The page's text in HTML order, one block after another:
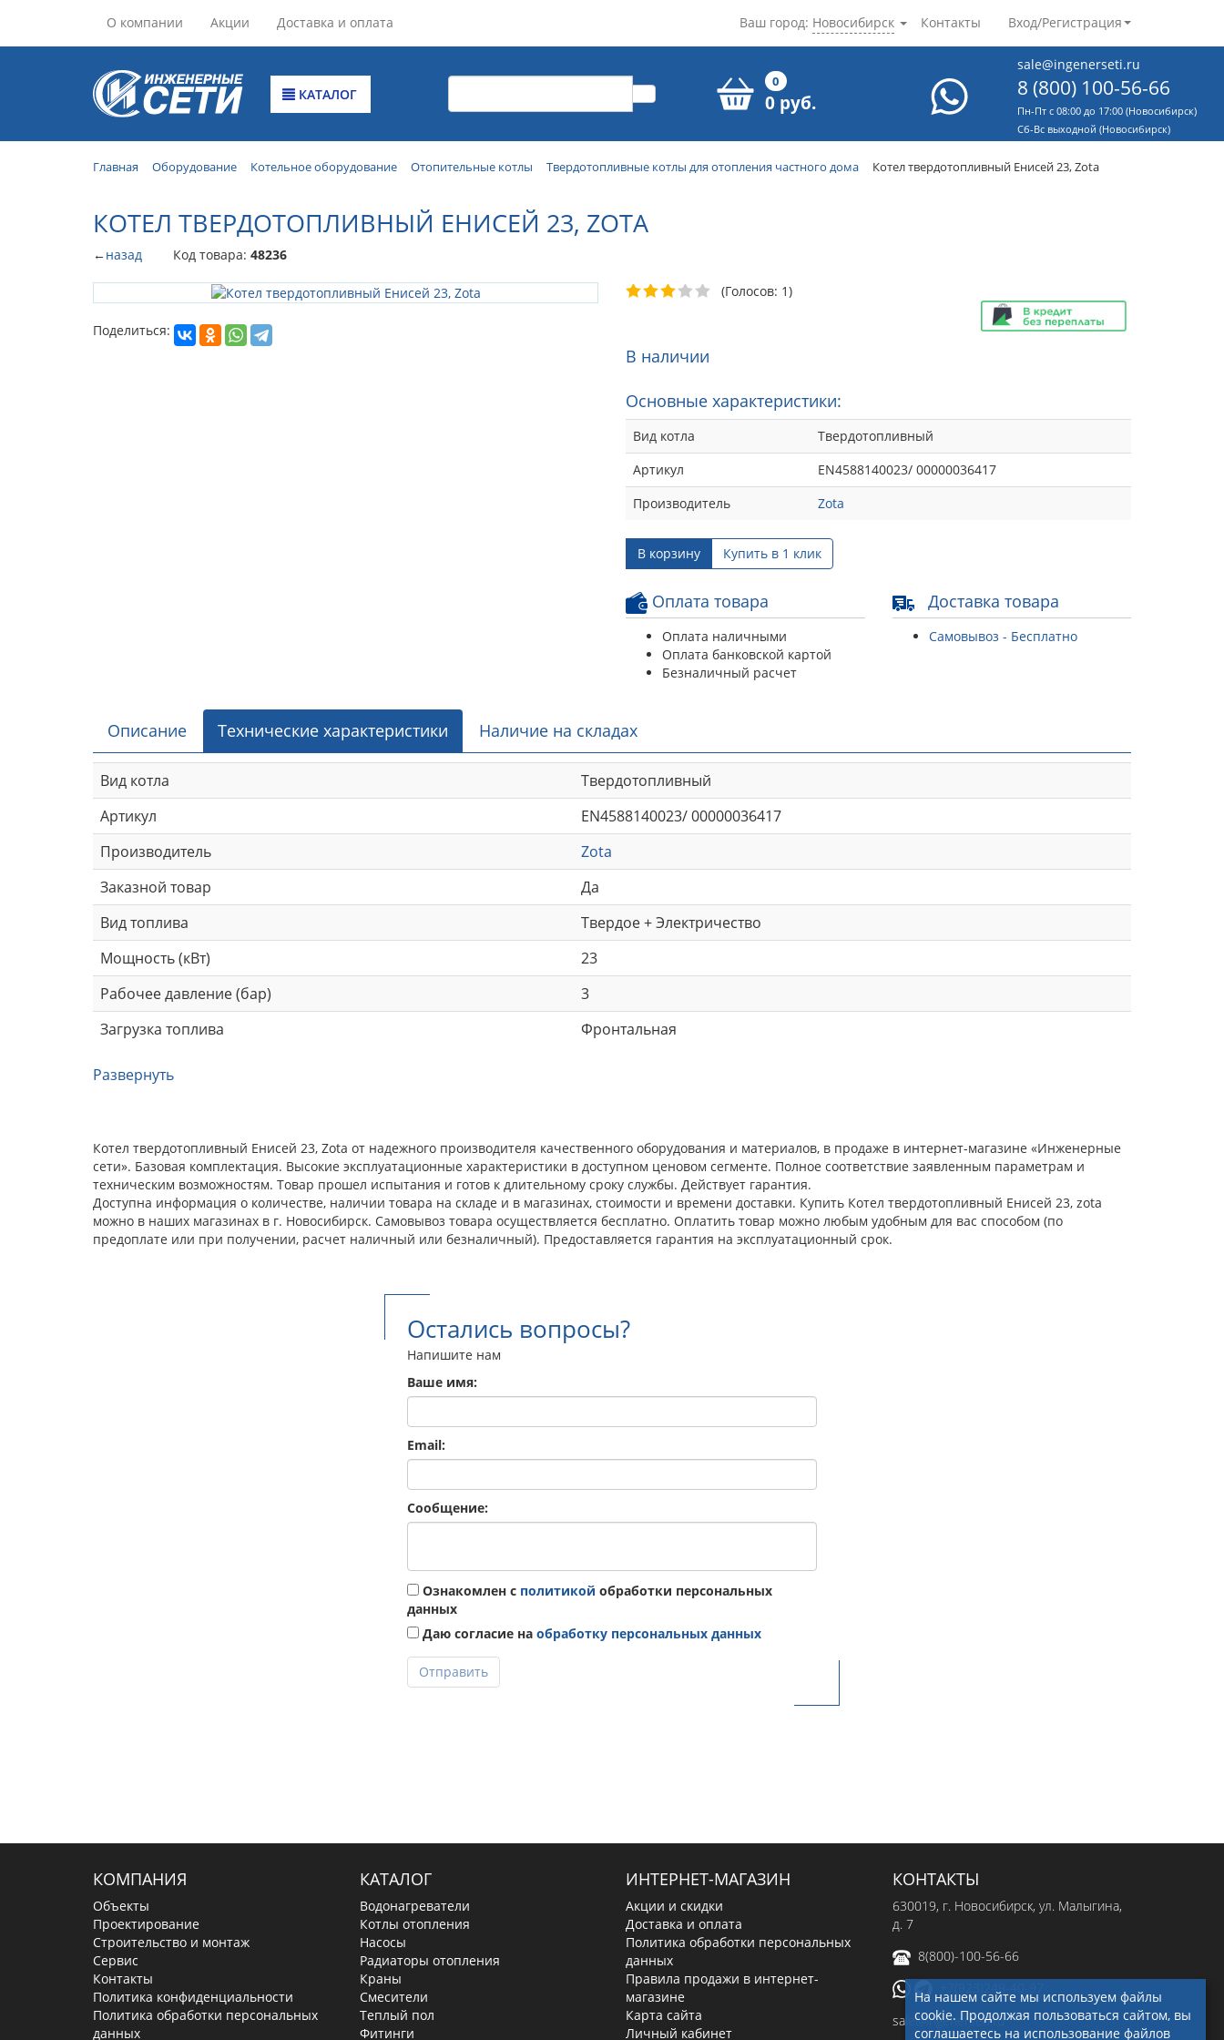
О компании Акции Доставка и оплата Контакты Вход/Регистрация
Ваш город: Новосибирск
КАТАЛОГ
0
0 руб.
sale@ingenerseti.ru
8 (800) 100-56-66
Пн-Пт с 08:00 до 17:00 (Новосибирск)
Cб-Вс выходной (Новосибирск)
Главная Оборудование Котельное оборудование Отопительные котлы Твердотопливные котлы для отопления частного дома Котел твердотопливный Енисей 23, Zota
КОТЕЛ ТВЕРДОТОПЛИВНЫЙ ЕНИСЕЙ 23, ZOTA
←назад Код товара: 48236
Поделиться:
(Голосов: 1)
В наличии
Основные характеристики:
Вид котла
Твердотопливный
Артикул
EN4588140023/ 00000036417
Производитель
Zota
В корзину Купить в 1 клик
Оплата товара
Оплата наличными
Оплата банковской картой
Безналичный расчет
Доставка товара
Самовывоз - Бесплатно
Описание Технические характеристики Наличие на складах
Вид котла
Твердотопливный
Артикул
EN4588140023/ 00000036417
Производитель
Zota
Заказной товар
Да
Вид топлива
Твердое + Электричество
Мощность (кВт)
23
Рабочее давление (бар)
3
Загрузка топлива
Фронтальная
Развернуть
Котел твердотопливный Енисей 23, Zota от надежного производителя качественного оборудования и материалов, в продаже в интернет-магазине «Инженерные
сети». Базовая комплектация. Высокие эксплуатационные характеристики в доступном ценовом сегменте. Полное соответствие заявленным параметрам и
техническим возможностям. Товар прошел испытания и готов к длительному сроку службы. Действует гарантия.
Доступна информация о количестве, наличии товара на складе и в магазинах, стоимости и времени доставки. Купить Котел твердотопливный Енисей 23, zota
можно в наших магазинах в г. Новосибирск. Самовывоз товара осуществляется бесплатно. Оплатить товар можно любым удобным для вас способом (по
предоплате или при получении, расчет наличный или безналичный). Предоставляется гарантия на эксплуатационный срок.
Остались вопросы?
Напишите нам
Ваше имя:
Email:
Сообщение:
Ознакомлен с политикой обработки персональных
данных
Даю согласие на обработку персональных данных
Отправить
КОМПАНИЯ
Объекты
Проектирование
Строительство и монтаж
Сервис
Контакты
Политика конфиденциальности
Политика обработки персональных
данных
КАТАЛОГ
Водонагреватели
Котлы отопления
Насосы
Радиаторы отопления
Краны
Смесители
Теплый пол
Фитинги
ИНТЕРНЕТ-МАГАЗИН
Акции и скидки
Доставка и оплата
Политика обработки персональных
данных
Правила продажи в интернет-
магазине
Карта сайта
Личный кабинет
КОНТАКТЫ
630019, г. Новосибирск, ул. Малыгина,
д. 7
8(800)-100-56-66
sale@ingenerseti.ru
На нашем сайте мы используем файлы
cookie. Продолжая пользоваться сайтом, вы
соглашаетесь на использование файлов